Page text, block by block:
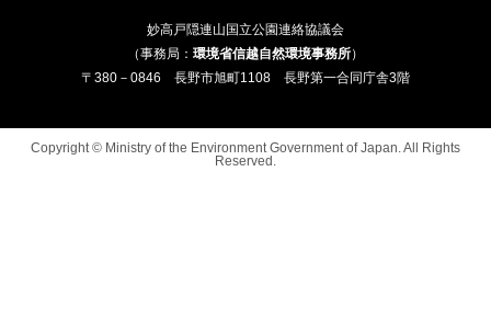
妙高戸隠連山国立公園連絡協議会
（事務局： 環境省信越自然環境事務所）
〒380－0846 長野市旭町1108 長野第一合同庁舎3階
Copyright © Ministry of the Environment Government of Japan. All Rights
Reserved.